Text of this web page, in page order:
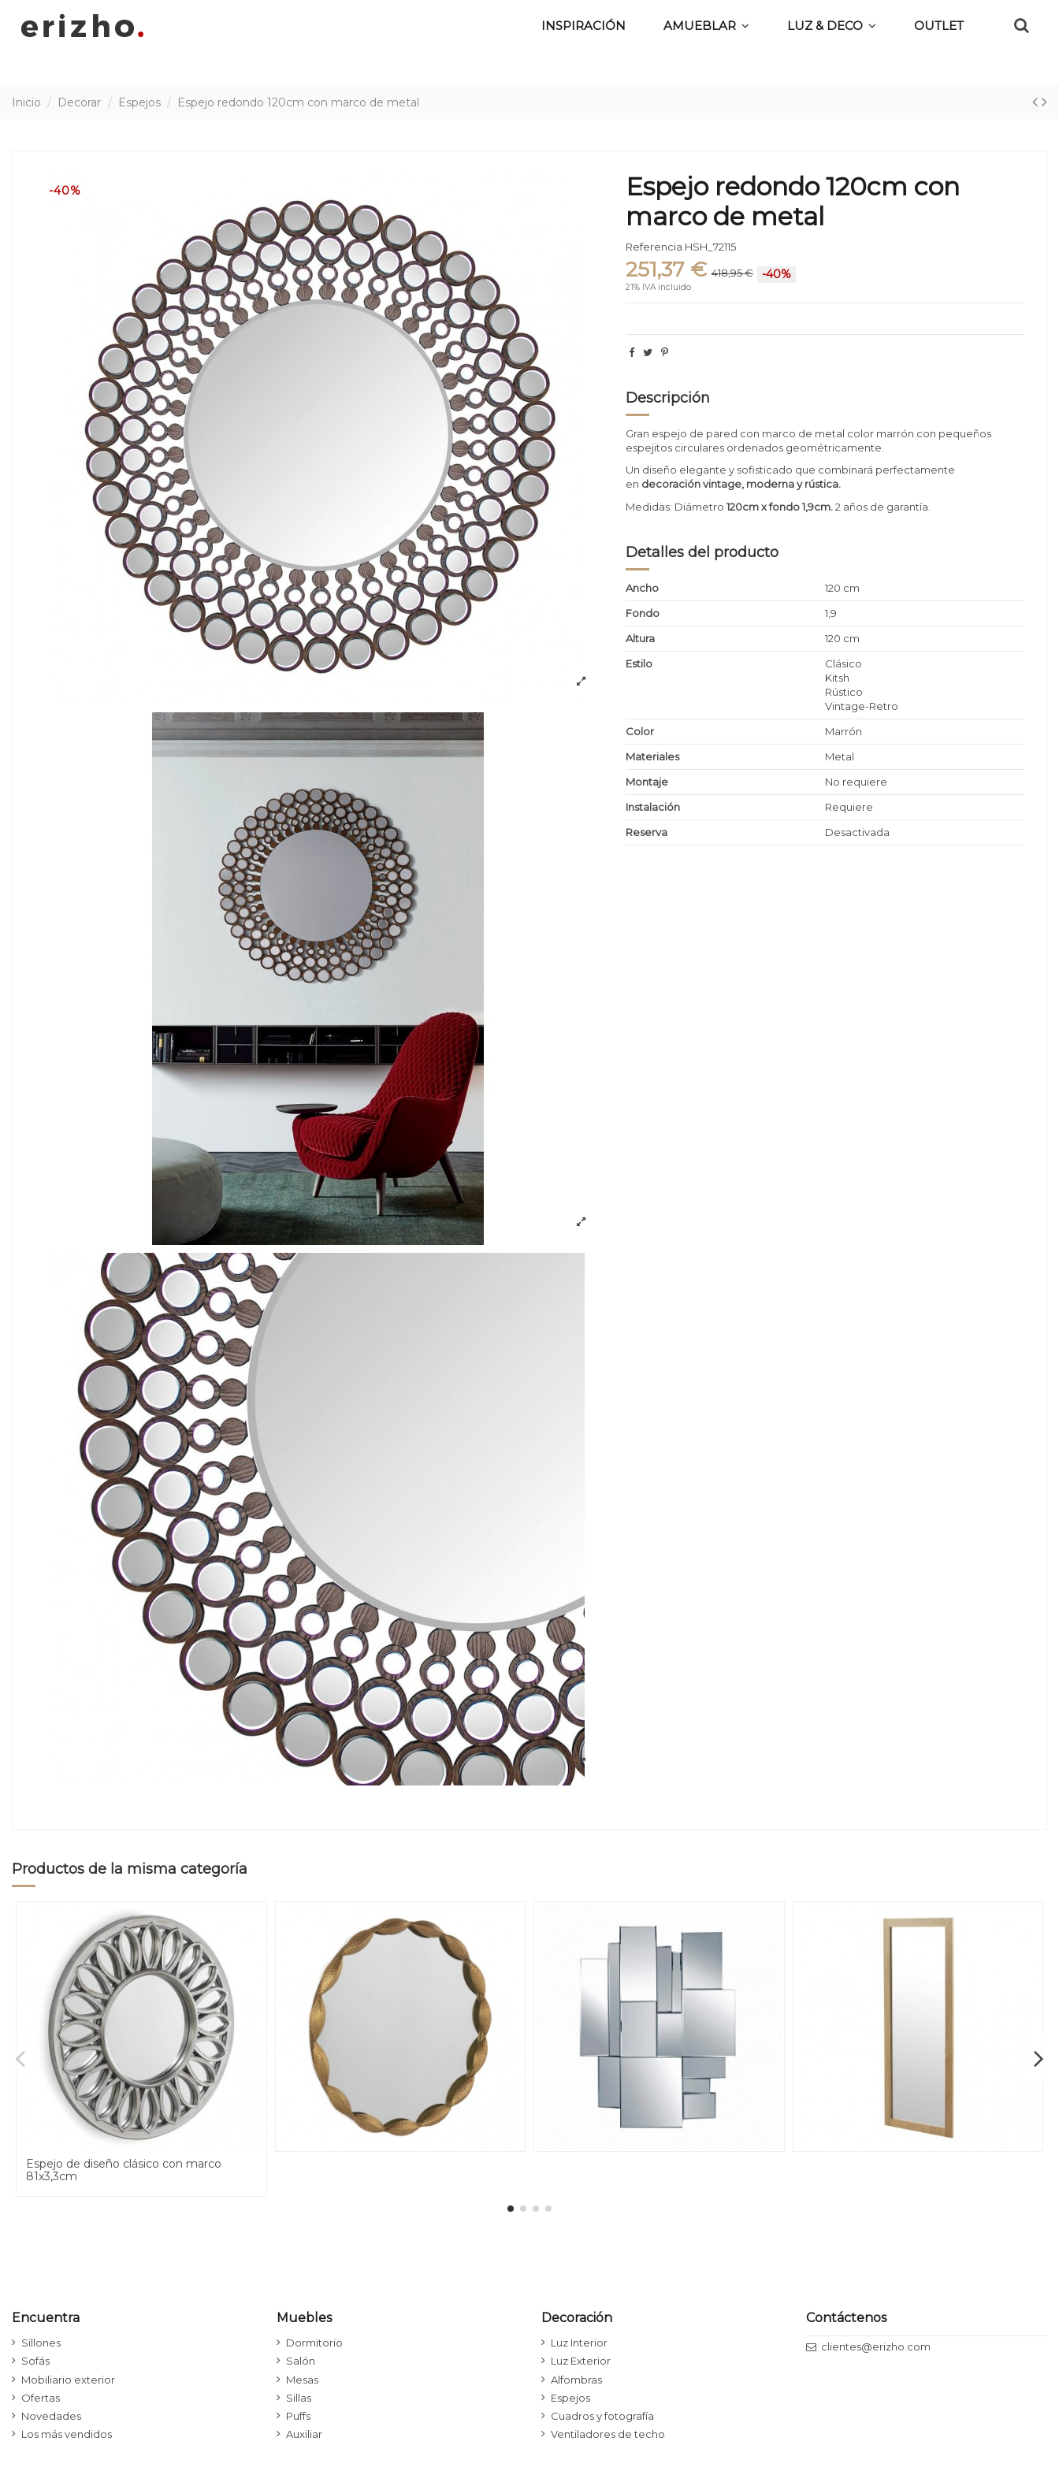
INSPIRACIÓN AMUEBLAR LUZ & DECO OUTLET
Inicio Decorar Espejos Espejo redondo 120cm con marco de metal
-40%
Espejo redondo 120cm con
marco de metal
Referencia HSH_72115
251,37 € 418,95 € -40%
21% IVA incluido
Descripción
Gran espejo de pared con marco de metal color marrón con pequeños
espejitos circulares ordenados geométricamente.
Un diseño elegante y sofisticado que combinará perfectamente
en decoración vintage, moderna y rústica.
Medidas: Diámetro 120cm x fondo 1,9cm.2 años de garantía.
Detalles del producto
Ancho
120 cm
Fondo
1,9
Altura
120 cm
Estilo
Clásico
Kitsh
Rústico
Vintage-Retro
Color
Marrón
Materiales
Metal
Montaje
No requiere
Instalación
Requiere
Reserva
Desactivada
Productos de la misma categoría
Espejo de diseño clásico con marco
81x3,3cm
Encuentra
Sillones
Sofás
Mobiliario exterior
Ofertas
Novedades
Los más vendidos
Muebles
Dormitorio
Salón
Mesas
Sillas
Puffs
Auxiliar
Decoración
Luz Interior
Luz Exterior
Alfombras
Espejos
Cuadros y fotografía
Ventiladores de techo
Contáctenos
clientes@erizho.com